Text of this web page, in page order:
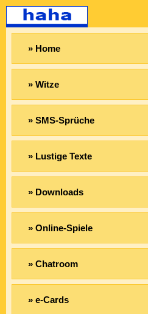
» Home
» Witze
» SMS-Sprüche
» Lustige Texte
» Downloads
» Online-Spiele
» Chatroom
» e-Cards